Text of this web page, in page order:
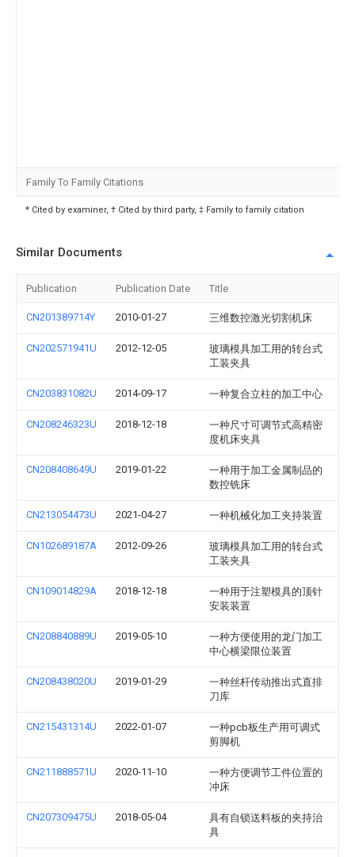
Family To Family Citations
* Cited by examiner, † Cited by third party, ‡ Family to family citation
Similar Documents
Publication Publication Date Title
CN201389714Y 2010-01-27 三维数控激光切割机床
CN202571941U 2012-12-05
玻璃模具加工用的转台式
工装夹具
CN203831082U 2014-09-17 一种复合立柱的加工中心
CN208246323U 2018-12-18
一种尺寸可调节式高精密
度机床夹具
CN208408649U 2019-01-22
一种用于加工金属制品的
数控铣床
CN213054473U 2021-04-27 一种机械化加工夹持装置
CN102689187A 2012-09-26
玻璃模具加工用的转台式
工装夹具
CN109014829A 2018-12-18
一种用于注塑模具的顶针
安装装置
CN208840889U 2019-05-10
一种方便使用的龙门加工
中心横梁限位装置
CN208438020U 2019-01-29
一种丝杆传动推出式直排
刀库
CN215431314U 2022-01-07
一种pcb板生产用可调式
剪脚机
CN211888571U 2020-11-10
一种方便调节工件位置的
冲床
CN207309475U 2018-05-04
具有自锁送料板的夹持治
具